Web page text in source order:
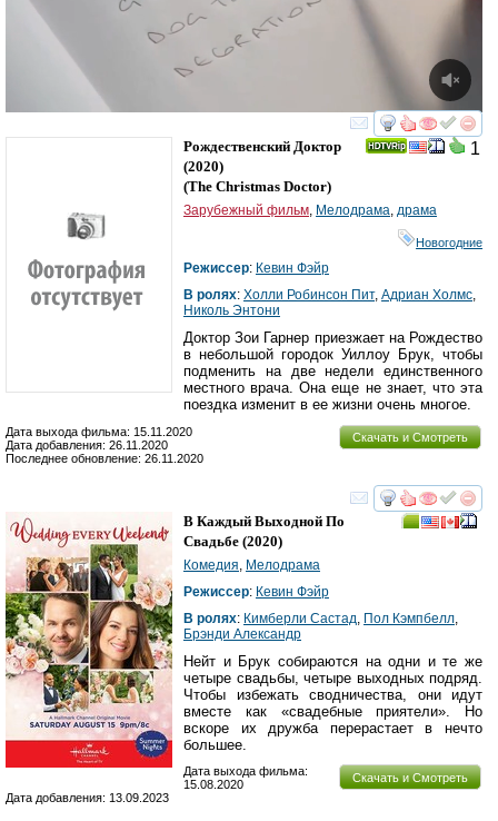
смотреть
1
Рождественский Доктор
(2020)
(The Christmas Doctor)
Зарубежный фильм Мелодрама драма
Новогодние
Режиссер: Кевин Фэйр
В ролях: Холли Робинсон Пит, Адриан Холмс
Николь Энтони
Доктор Зои Гарнер приезжает на Рождество
в небольшой городок Уиллоу Брук, чтобы
подменить на две недели единственного
местного врача. Она еще не знает, что эта
поездка изменит в ее жизни очень многое.
Скачать и Смотреть
Дата выхода фильма: 15.11.2020
Дата добавления: 26.11.2020
Последнее обновление: 26.11.2020
смотреть
В Каждый Выходной По
Свадьбе (2020)
Комедия Мелодрама
Режиссер: Кевин Фэйр
В ролях: Кимберли Састад Пол Кэмпбелл
Брэнди Александр
Нейт и Брук собираются на одни и те же
четыре свадьбы, четыре выходных подряд.
Чтобы избежать сводничества, они идут
вместе как «свадебные приятели». Но
вскоре их дружба перерастает в нечто
большее.
Скачать и Смотреть
Дата выхода фильма:
15.08.2020
Дата добавления: 13.09.2023